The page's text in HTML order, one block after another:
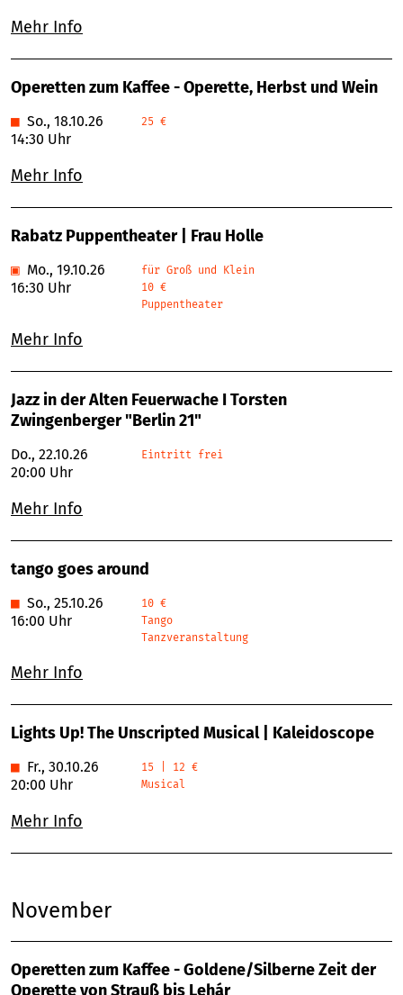
Mehr Info
Operetten zum Kaffee - Operette, Herbst und Wein
■ So., 18.10.26
14:30 Uhr
25 €
Mehr Info
Rabatz Puppentheater | Frau Holle
▣ Mo., 19.10.26
16:30 Uhr
für Groß und Klein
10 €
Puppentheater
Mehr Info
Jazz in der Alten Feuerwache I Torsten
Zwingenberger "Berlin 21"
Do., 22.10.26
20:00 Uhr
Eintritt frei
Mehr Info
tango goes around
■ So., 25.10.26
16:00 Uhr
10 €
Tango
Tanzveranstaltung
Mehr Info
Lights Up! The Unscripted Musical | Kaleidoscope
■ Fr., 30.10.26
20:00 Uhr
15 | 12 €
Musical
Mehr Info
November
Operetten zum Kaffee - Goldene/Silberne Zeit der
Operette von Strauß bis Lehár